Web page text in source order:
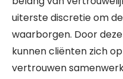
uiterste discretie om
waarborgen. Door
kunnen cliënten zich
vertrouwen